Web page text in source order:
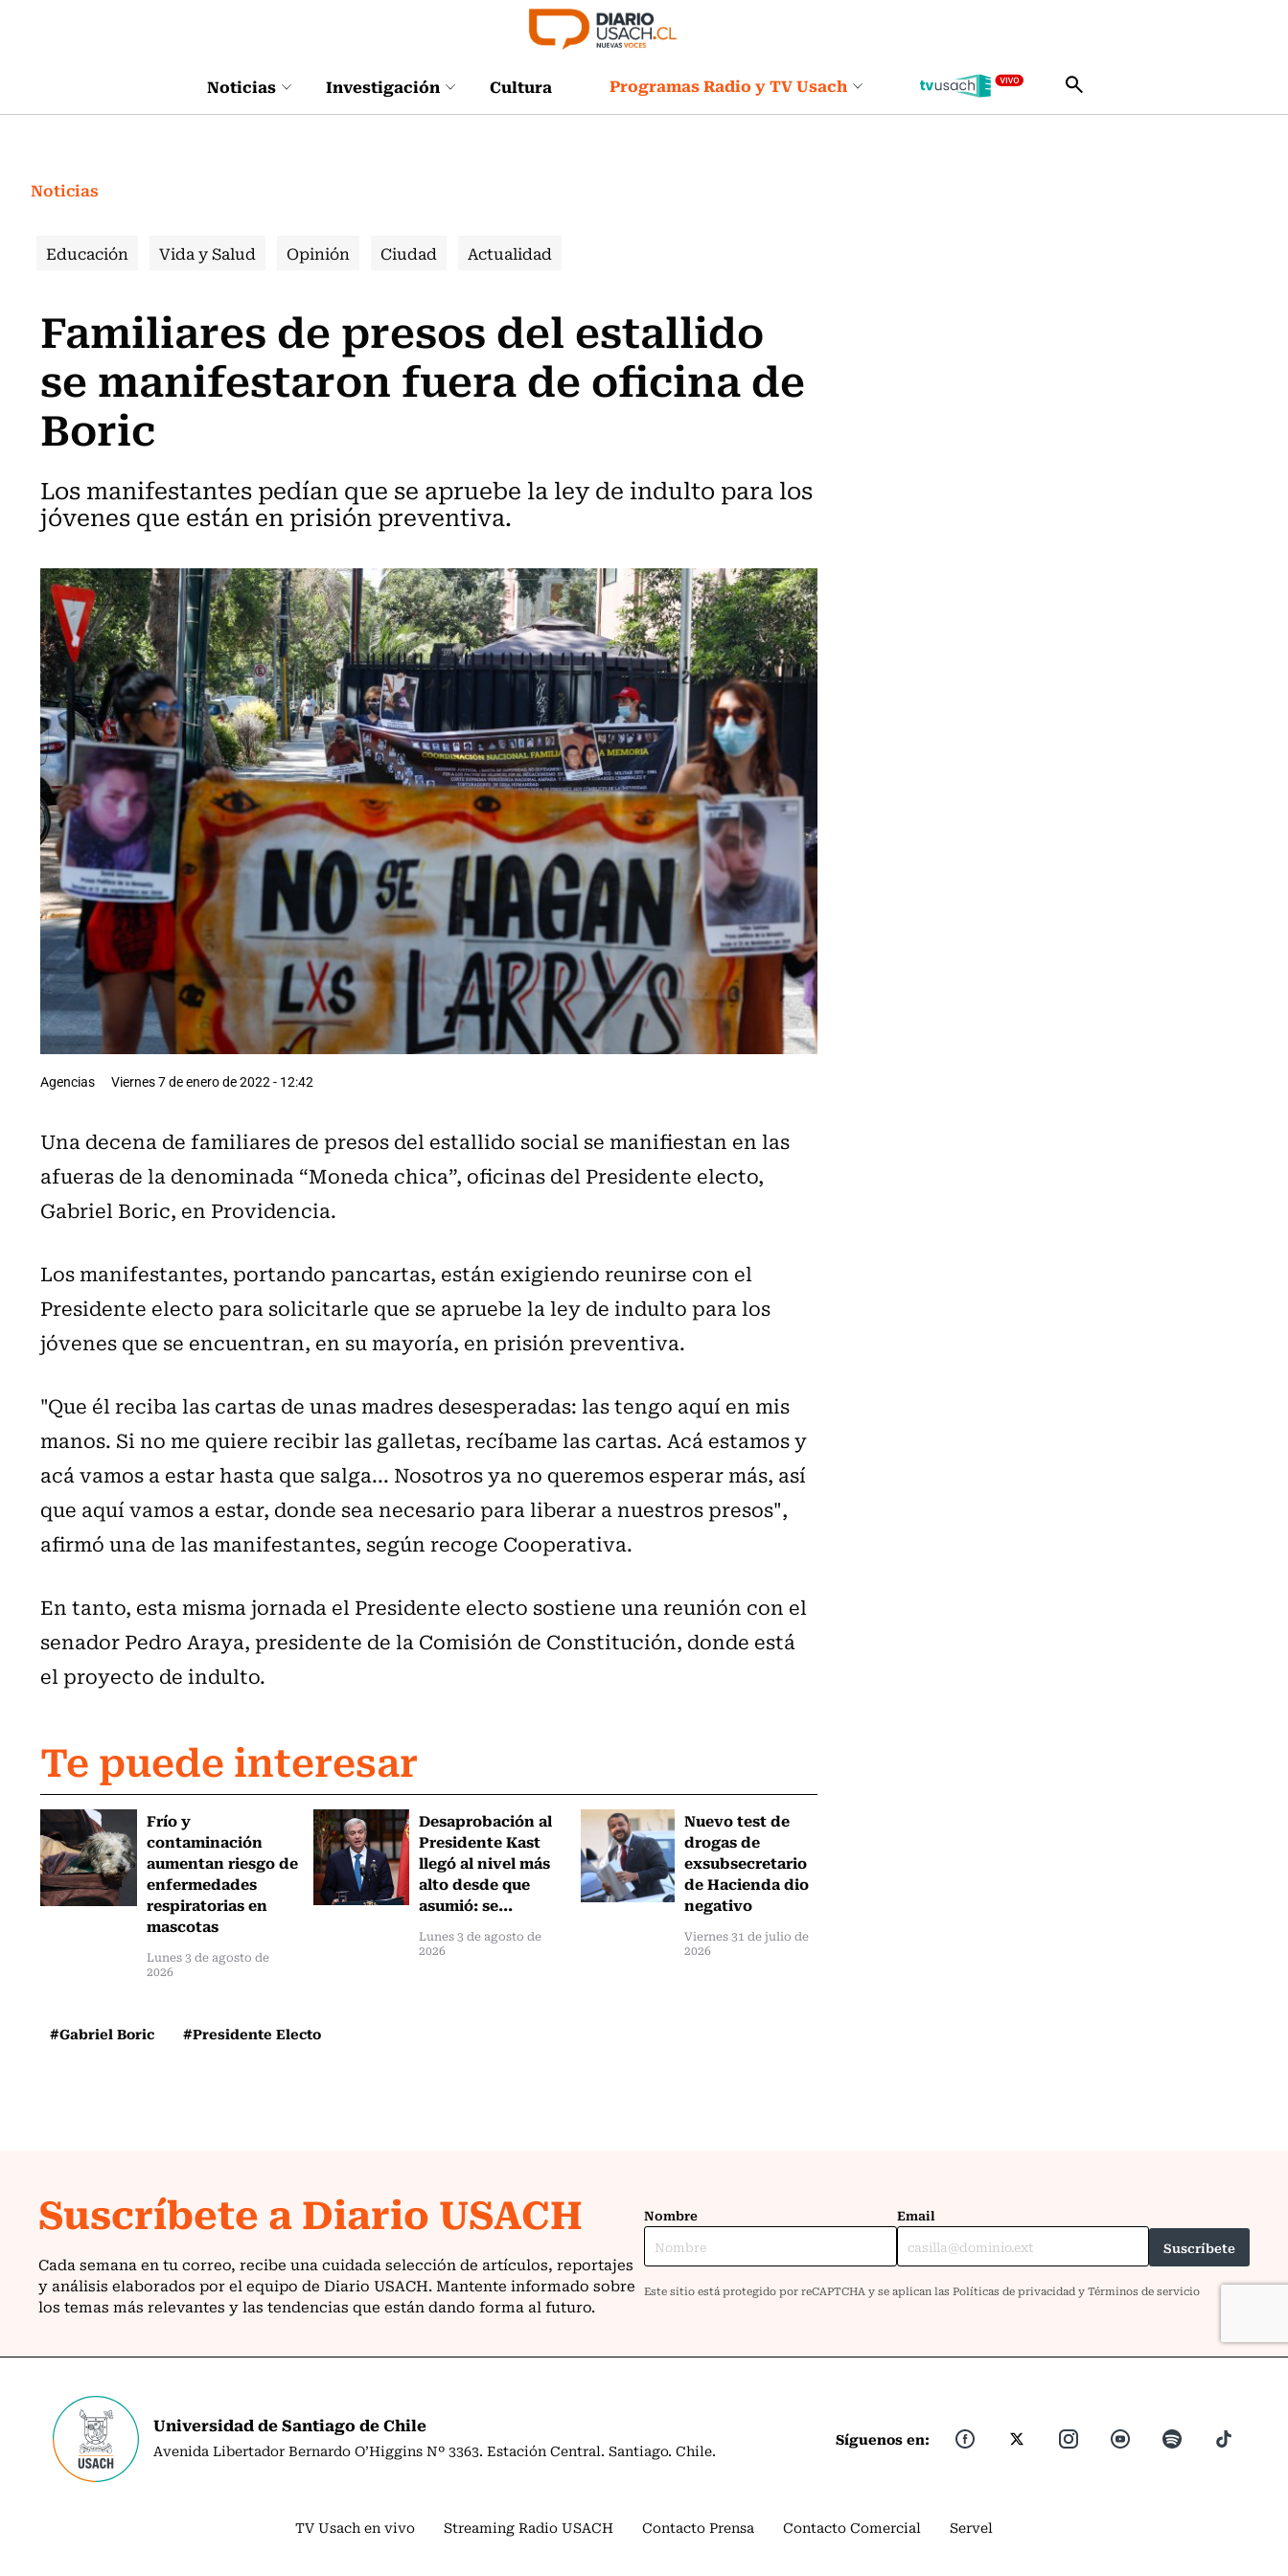
Noticias Investigación Cultura Programas Radio y TV Usach
Noticias
Educación Vida y Salud Opinión Ciudad Actualidad
Familiares de presos del estallido
se manifestaron fuera de oficina de
Boric
Los manifestantes pedían que se apruebe la ley de indulto para los
jóvenes que están en prisión preventiva.
Agencias Viernes 7 de enero de 2022 - 12:42
Una decena de familiares de presos del estallido social se manifiestan en las
afueras de la denominada “Moneda chica”, oficinas del Presidente electo,
Gabriel Boric, en Providencia.
Los manifestantes, portando pancartas, están exigiendo reunirse con el
Presidente electo para solicitarle que se apruebe la ley de indulto para los
jóvenes que se encuentran, en su mayoría, en prisión preventiva.
"Que él reciba las cartas de unas madres desesperadas: las tengo aquí en mis
manos. Si no me quiere recibir las galletas, recíbame las cartas. Acá estamos y
acá vamos a estar hasta que salga... Nosotros ya no queremos esperar más, así
que aquí vamos a estar, donde sea necesario para liberar a nuestros presos",
afirmó una de las manifestantes, según recoge Cooperativa.
En tanto, esta misma jornada el Presidente electo sostiene una reunión con el
senador Pedro Araya, presidente de la Comisión de Constitución, donde está
el proyecto de indulto.
Te puede interesar
Frío y
contaminación
aumentan riesgo de
enfermedades
respiratorias en
mascotas
Lunes 3 de agosto de
2026
Desaprobación al
Presidente Kast
llegó al nivel más
alto desde que
asumió: se...
Lunes 3 de agosto de
2026
Nuevo test de
drogas de
exsubsecretario
de Hacienda dio
negativo
Viernes 31 de julio de
2026
#Gabriel Boric #Presidente Electo
Universidad de Santiago de Chile
Avenida Libertador Bernardo O’Higgins Nº 3363. Estación Central. Santiago. Chile.
Síguenos en:
TV Usach en vivo Streaming Radio USACH Contacto Prensa Contacto Comercial Servel